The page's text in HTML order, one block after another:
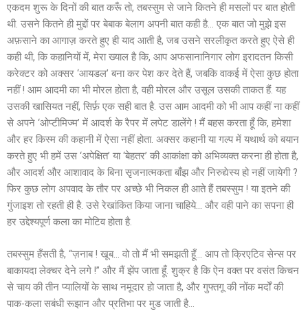
एकदम शुरू के दिनों की बात करूँ तो, तबस्सुम से जाने कितने ही मसलों पर बात होती
थी. उसने कितने ही मुद्दों पर बेबाक बेलाग अपनी बात कही है… एक बात जो मुझे इस
अफ़साने का आगाज़ करते हुए ही याद आती है, जब उसने सरलीकृत करते हुए ऐसे ही
कही थी, कि कहानियों में, मेरा ख्याल है कि, आप अफसानानिगार लोग इरादतन किसी
करेक्टर को अक्सर ‘आयडल’ बना कर पेश कर देते हैं, जबकि वाकई में ऐसा कुछ होता
नहीं ! आम आदमी का भी मोरल होता है, वही मोरल और उसूल उसकी ताकत हैं. यह
उसकी खासियत नहीं, सिर्फ़ एक सही बात है. उस आम आदमी को भी आप कहीं ना कहीं
से अपने ‘ओप्टीमिज्म’ में आदर्श के रैपर में लपेट डालेंगे ! मैं बहस करता हूँ कि, हमेशा
और हर किस्म की कहानी में ऐसा नहीं होता. अक्सर कहानी या गल्प में यथार्थ को बयान
करते हुए भी हमें उस ‘अपेक्षित’ या ‘बेहतर’ की आकांक्षा को अभिव्यक्त करना ही होता है,
और आदर्श और आशावाद के बिना सृजनात्मकता बाँझ और निरुद्येस्य हो नहीं जायेगी ?
फिर कुछ लोग अपवाद के तौर पर अच्छे भी निकल ही आते हैं तबस्सुम ! या इतने की
गुंजाइश तो रहती ही है. उसे रेखांकित किया जाना चाहिये… और वही पाने का सपना ही
हर उद्देश्यपूर्ण कला का मोटिव होता है.
तबस्सुम हँसती है, “ज़नाब ! खूब… वो तो मैं भी समझती हूँ… आप तो क्रिएटिव सेन्स पर
बाकायदा लेक्चर देने लगे !” और मैं झेंप जाता हूँ. शुक्र है कि ऐन वक्त पर वसंत किचन
से चाय की तीन प्यालियों के साथ नमूदार हो जाता है, और गुफ्तगू की नोंक मर्दों की
पाक-कला सबंधी रूझान और प्रतिभा पर मुड जाती है…